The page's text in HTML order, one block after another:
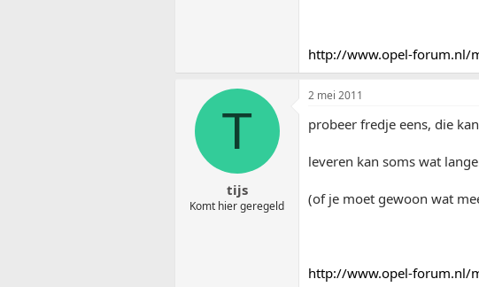
http://www.opel-forum.nl/
T
tijs
Komt hier geregeld
2 mei 2011
probeer fredje eens, die
leveren kan soms wat
(of je moet gewoon wat
http://www.opel-forum.nl/